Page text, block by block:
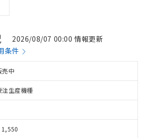
2026/08/07 00:00 情報更新
条件
売中
注生産機種
1,550